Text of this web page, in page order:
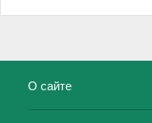
О сайте